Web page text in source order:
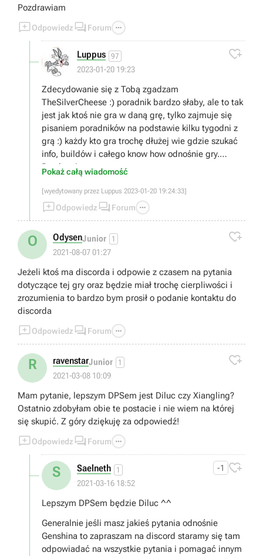
Pozdrawiam
Odpowiedz  Forum 
Luppus 97
2023-01-20 19:23

Zdecydowanie się z Tobą zgadzam
TheSilverCheese :) poradnik bardzo słaby, ale to tak
jest jak ktoś nie gra w daną grę, tylko zajmuje się
pisaniem poradników na podstawie kilku tygodni z
grą :) każdy kto gra trochę dłużej wie gdzie szukać
info, buildów i całego know how odnośnie gry.
Pozdrawiam
Pokaż całą wiadomość
[wyedytowany przez Luppus 2023-01-20 19:24:33]
Odpowiedz  Forum 
O OdysenJunior 1
2021-08-07 01:27

Jeżeli ktoś ma discorda i odpowie z czasem na pytania
dotyczące tej gry oraz będzie miał trochę cierpliwości i
zrozumienia to bardzo bym prosił o podanie kontaktu do
discorda
Odpowiedz  Forum 
R ravenstarJunior 1
2021-03-08 10:09

Mam pytanie, lepszym DPSem jest Diluc czy Xiangling?
Ostatnio zdobyłam obie te postacie i nie wiem na której
się skupić. Z góry dziękuję za odpowiedź!
Odpowiedz  Forum 
S Saelneth 1
2021-03-16 18:52
-1 
Lepszym DPSem będzie Diluc ^^
Generalnie jeśli masz jakieś pytania odnośnie
Genshina to zapraszam na discord staramy się tam
odpowiadać na wszystkie pytania i pomagać innym